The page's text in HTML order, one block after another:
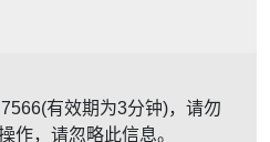
有效期为3分钟)，请勿
作，请忽略此信息。